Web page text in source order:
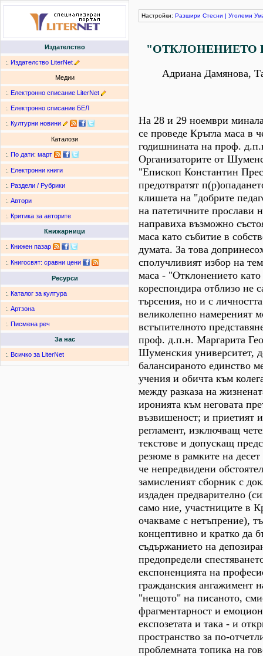
Издателство
:. Издателство LiterNet
Медии
:. Електронно списание LiterNet
:. Електронно списание БЕЛ
:. Културни новини
Каталози
:. По дати: март
:. Електронни книги
:. Раздели / Рубрики
:. Автори
:. Критика за авторите
Книжарници
:. Книжен пазар
:. Книгосвят: сравни цени
Ресурси
:. Каталог за култура
:. Артзона
:. Писмена реч
За нас
:. Всичко за LiterNet
Настройки: Разшири Стесни | Уголеми
"ОТКЛОНЕНИЕТО
Адриана Дамянова,
На 28 и 29 ноември
се проведе Кръгла маса в
годишнината на проф.
Организаторите от
"Епископ Константин
предотвратят
клишета на "добрите
на патетичните прослави
направиха възможно
маса като събитие в
думата. За това
сполучливият избор на
маса - "Отклонението
кореспондира отблизо не
търсения, но и с
великолепно намереният
встъпителното
проф. д.п.н. Маргарита
Шуменския университет,
балансираното единство
учения и обичта към
между разказа на
иронията към неговата
възвишеност; и приетият
регламент, изключващ
текстове и допускащ
резюме в рамките на
че непредвидени
замисленият сборник с
издаден предварително
само ние, участниците в
очакваме с нетъпрение),
концептивно и кратко да
съдържанието на
предопредели
експоненцията на
гражданския ангажимент
"нещото" на писаното,
фрагментарност и
експозетата и така - и
пространство за по-
проблемната топика на